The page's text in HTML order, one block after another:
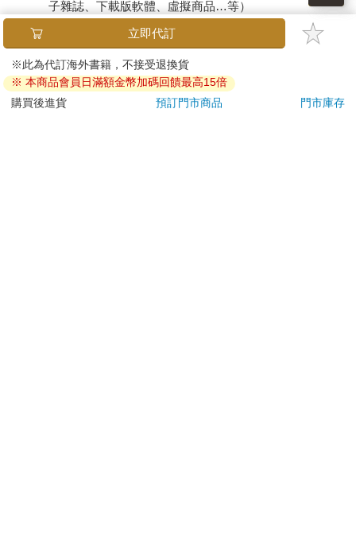
子雜誌、下載版軟體、虛擬商品…等）
已拆封之個人衛生用品。（如：內衣褲、刮鬍刀、除毛
若非上列種類商品，均享有到貨7天的猶豫期（含例假
日）。
辦理退換貨時，商品（組合商品恕無法接受單獨退貨）必須